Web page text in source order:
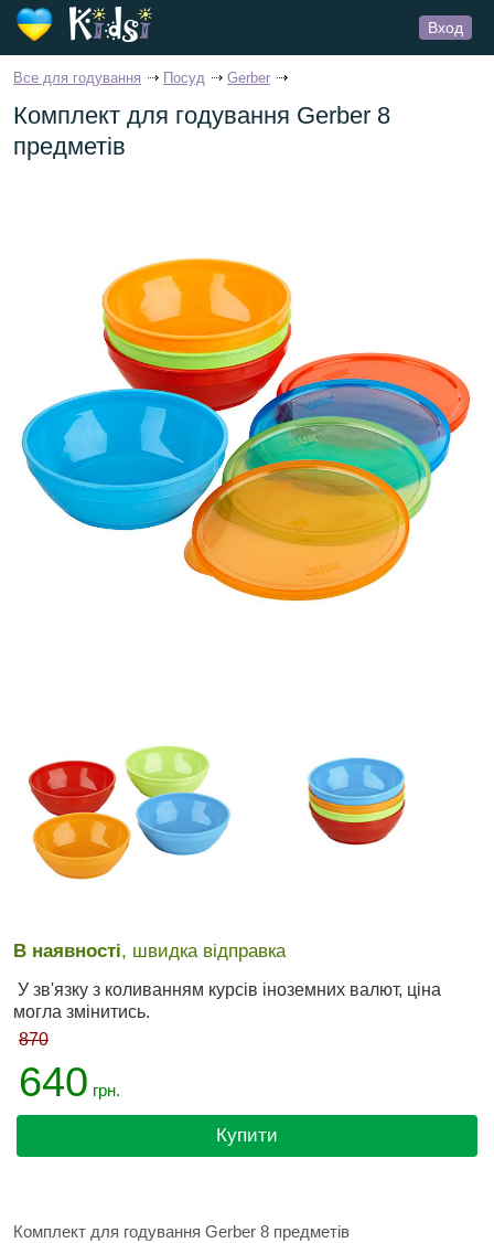
Вход
Все для годування Посуд Gerber
Комплект для годування Gerber 8
предметів
В наявності, швидка відправка
У зв'язку з коливанням курсів іноземних валют, ціна
могла змінитись.
870
640 грн.
Купити
Комплект для годування Gerber 8 предметів